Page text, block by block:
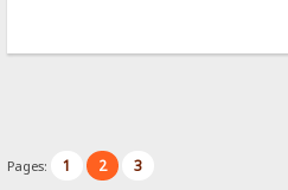
Pages: 1 2 3